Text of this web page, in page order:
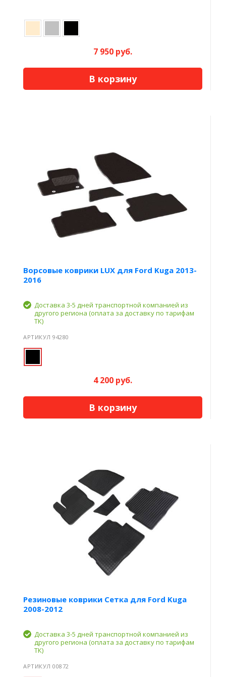
7 950 руб.
В корзину
Ворсовые коврики LUX для Ford Kuga 2013-
2016
Доставка 3-5 дней транспортной компанией из
другого региона (оплата за доставку по тарифам
ТК)
АРТИКУЛ 94280
4 200 руб.
В корзину
Резиновые коврики Сетка для Ford Kuga
2008-2012
Доставка 3-5 дней транспортной компанией из
другого региона (оплата за доставку по тарифам
ТК)
АРТИКУЛ 00872